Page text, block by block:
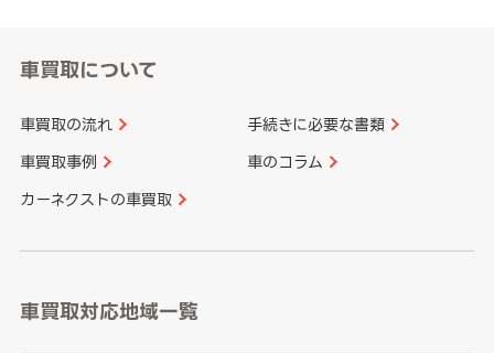
車買取について
車買取の流れ 手続きに必要な書類
車買取事例 車のコラム
カーネクストの車買取
車買取対応地域一覧